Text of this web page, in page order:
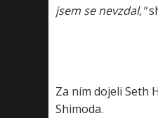
jsem se nevzdal,"
Za ním dojeli Seth
Shimoda.